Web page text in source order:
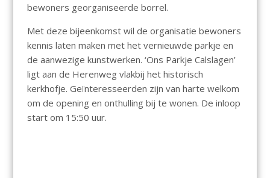
bewoners georganiseerde borrel.
Met deze bijeenkomst wil de organisatie bewoners
kennis laten maken met het vernieuwde parkje en
de aanwezige kunstwerken. ‘Ons Parkje Calslagen’
ligt aan de Herenweg vlakbij het historisch
kerkhofje. Geïnteresseerden zijn van harte welkom
om de opening en onthulling bij te wonen. De inloop
start om 15:50 uur.